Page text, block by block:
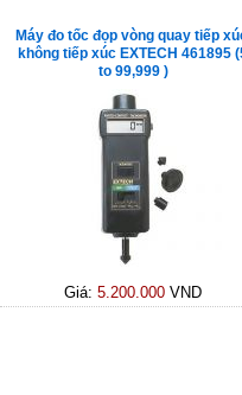
Máy đo tốc đọp vòng quay tiếp
không tiếp xúc EXTECH 461895
to 99,999 )
Giá: 5.200.000 VND